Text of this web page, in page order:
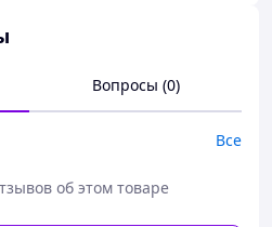
фиксацию стопы имеют
такой тип крепления
размер:
Вопросы (0)
Все
об этом товаре